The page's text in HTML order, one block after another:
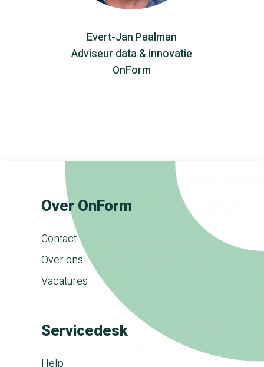
Evert-Jan Paalman
Adviseur data & innovatie
OnForm
Over OnForm
Contact
Over ons
Vacatures
Servicedesk